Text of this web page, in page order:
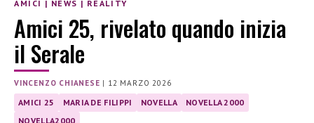
AMICI | NEWS | REALITY
Amici 25, rivelato quando inizia
il Serale
VINCENZO CHIANESE | 12 MARZO 2026
AMICI 25 MARIA DE FILIPPI NOVELLA
NOVELLA 2000
NOVELLA2000